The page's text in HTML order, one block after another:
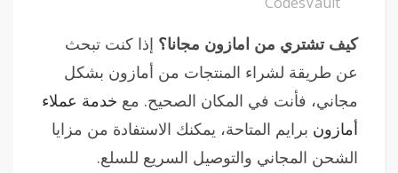
كيف تشتري من امازون مجانا؟ إذا كنت تبحث
عن طريقة لشراء المنتجات من أمازون بشكل
مجاني، فأنت في المكان الصحيح. مع خدمة عملاء
أمازون برايم المتاحة، يمكنك الاستفادة من مزايا
الشحن المجاني والتوصيل السريع للسلع.